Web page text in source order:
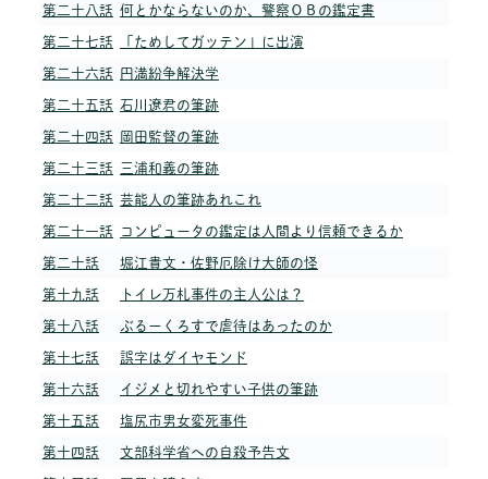
第二十八話 何とかならないのか、警察ＯＢの鑑定書
第二十七話 「ためしてガッテン」に出演
第二十六話 円満紛争解決学
第二十五話 石川遼君の筆跡
第二十四話 岡田監督の筆跡
第二十三話 三浦和義の筆跡
第二十二話 芸能人の筆跡あれこれ
第二十一話 コンピュータの鑑定は人間より信頼できるか
第二十話 堀江貴文・佐野厄除け大師の怪
第十九話 トイレ万札事件の主人公は？
第十八話 ぶるーくろすで虐待はあったのか
第十七話 誤字はダイヤモンド
第十六話 イジメと切れやすい子供の筆跡
第十五話 塩尻市男女変死事件
第十四話 文部科学省への自殺予告文